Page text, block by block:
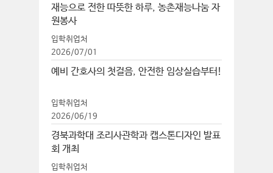
재능으로 전한 따뜻한 하루, 농촌재능나눔 자
원봉사
입학취업처
2026/07/01
예비 간호사의 첫걸음, 안전한 임상실습부터!
입학취업처
2026/06/19
경북과학대 조리사관학과 캡스톤디자인 발표
회 개최
입학취업처